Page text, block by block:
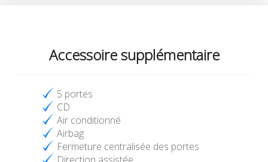
Accessoire supplémentaire
5 portes
CD
Air conditionné
Airbag
Fermeture centralisée des portes